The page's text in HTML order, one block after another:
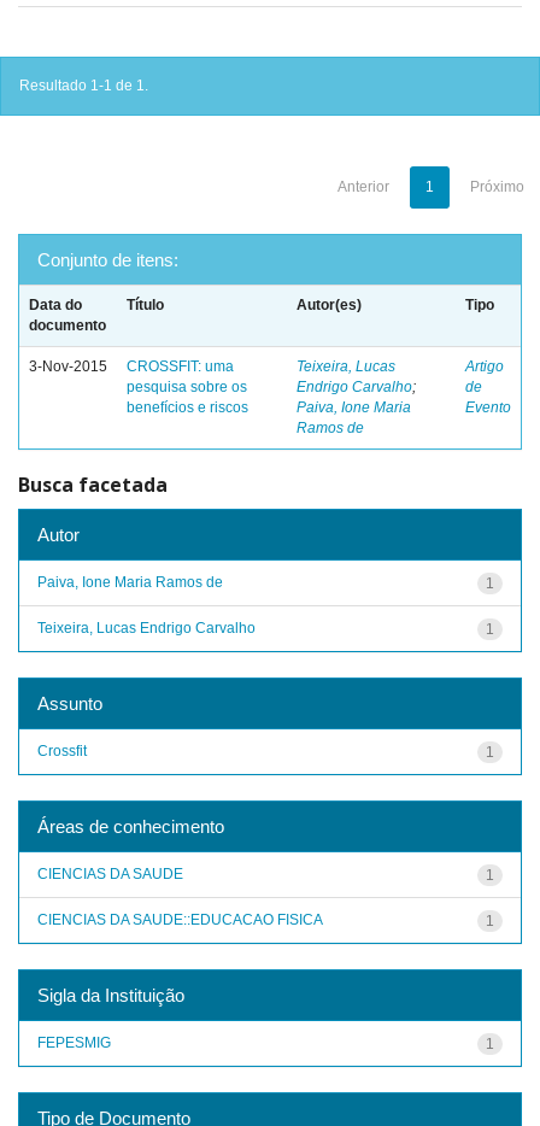
Resultado 1-1 de 1.
Anterior 1 Próximo
Conjunto de itens:
Data do
documento
Título Autor(es) Tipo
3-Nov-2015
CROSSFIT: uma
pesquisa sobre os
benefícios e riscos
Teixeira, Lucas
Endrigo Carvalho;
Paiva, Ione Maria
Ramos de
Artigo
de
Evento
Busca facetada
Autor
1
Paiva, Ione Maria Ramos de
1
Teixeira, Lucas Endrigo Carvalho
Assunto
1
Crossfit
Áreas de conhecimento
1
CIENCIAS DA SAUDE
1
CIENCIAS DA SAUDE::EDUCACAO FISICA
Sigla da Instituição
1
FEPESMIG
Tipo de Documento